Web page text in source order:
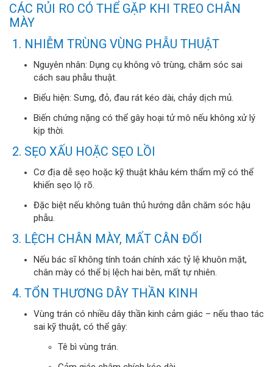
CÁC RỦI RO CÓ THỂ GẶP KHI TREO CHÂN
MÀY
1. NHIỄM TRÙNG VÙNG PHẪU THUẬT
Nguyên nhân: Dụng cụ không vô trùng, chăm sóc sai
cách sau phẫu thuật.
Biểu hiện: Sưng, đỏ, đau rát kéo dài, chảy dịch mủ.
Biến chứng nặng có thể gây hoại tử mô nếu không xử lý
kịp thời.
2. SẸO XẤU HOẶC SẸO LỒI
Cơ địa dễ sẹo hoặc kỹ thuật khâu kém thẩm mỹ có thể
khiến sẹo lộ rõ.
Đặc biệt nếu không tuân thủ hướng dẫn chăm sóc hậu
phẫu.
3. LỆCH CHÂN MÀY, MẤT CÂN ĐỐI
Nếu bác sĩ không tính toán chính xác tỷ lệ khuôn mặt,
chân mày có thể bị lệch hai bên, mất tự nhiên.
4. TỔN THƯƠNG DÂY THẦN KINH
Vùng trán có nhiều dây thần kinh cảm giác – nếu thao tác
sai kỹ thuật, có thể gây:
Tê bì vùng trán.